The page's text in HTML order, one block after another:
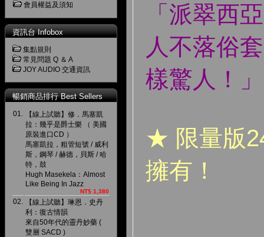
會員權益及須知
資訊台 Infobox
集點規則
常見問題 Q ＆ A
JOY AUDIO 交通資訊
暢銷商品排行 Best Sellers
01.
【線上試聽】修．馬塞凱
拉：幾乎是爵士樂 （ 美國
原裝進口CD ）
馬塞凱拉，粗管短號 / 威利
斯，鋼琴 / 赫德，貝斯 / 哈
特，鼓
Hugh Masekela：Almost
Like Being In Jazz
NT$ 1,380
02.
【線上試聽】琳恩．史丹
利：復古情韻
來自50年代的靈丹妙藥 (
雙層 SACD )
「派翠西
人不落俗
樣驚人！」
★ 限量版
擁有！